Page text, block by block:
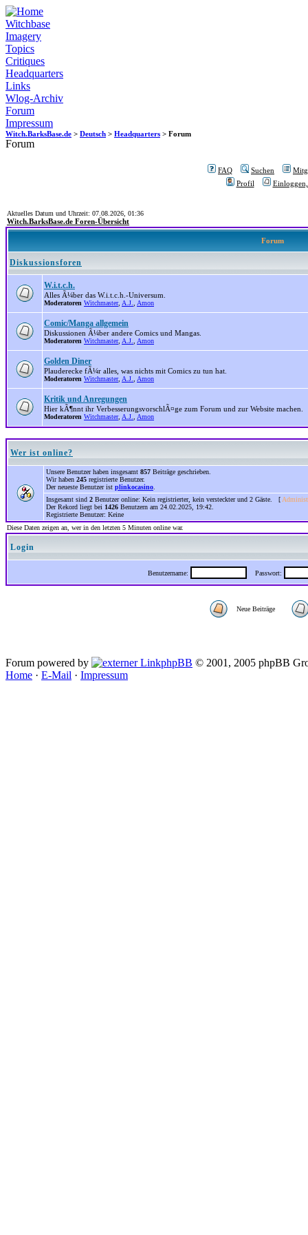
Witchbase
Imagery
Topics
Critiques
Headquarters
Links
Wlog-Archiv
Forum
Impressum
Witch.BarksBase.de > Deutsch > Headquarters > Forum
Forum
FAQ Suchen
Profil
Aktuelles Datum und Uhrzeit: 07.08.2026, 01:36
Witch.BarksBase.de Foren-Übersicht
Forum
Diskussionsforen
W.i.t.c.h.
Alles Ã¼ber das W.i.t.c.h.-Universum.
Moderatoren Witchmaster, A.J. Amon
Comic/Manga allgemein
Diskussionen Ã¼ber andere Comics und Mangas.
Moderatoren Witchmaster, A.J. Amon
Golden Diner
Plauderecke fÃ¼r alles, was nichts mit Comics zu tun hat.
Moderatoren Witchmaster, A.J. Amon
Kritik und Anregungen
Hier kÃ¶nnt ihr VerbesserungsvorschlÃ¤ge zum Forum und zur Website machen.
Moderatoren Witchmaster, A.J. Amon
Wer ist online?
Unsere Benutzer haben insgesamt 857 Beiträge geschrieben.
Wir haben 245 registrierte Benutzer.
Der neueste Benutzer ist plinkocasino
Insgesamt sind 2 Benutzer online: Kein registrierter, kein versteckter und 2 Gäste. [
Der Rekord liegt bei 1426 Benutzern am 24.02.2025, 19:42.
Registrierte Benutzer: Keine
Diese Daten zeigen an, wer in den letzten 5 Minuten online war.
Login
Benutzername: Passwort:
Neue Beiträge
Forum powered by phpBB © 2001, 2005 phpBB
Home · E-Mail · Impressum